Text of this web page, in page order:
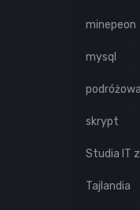
minepeon
mysql
skrypt
Studia IT
Tajlandia